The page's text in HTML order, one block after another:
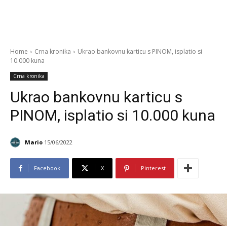
Home Crna kronika
Ukrao bankovnu karticu s PINOM, isplatio si
10.000 kuna
Crna kronika
Ukrao bankovnu karticu s
PINOM, isplatio si 10.000 kuna
Mario 15/06/2022
Facebook X Pinterest